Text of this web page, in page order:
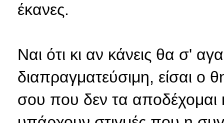
έκανες.
Ναι ότι κι αν κάνεις θα σ'
διαπραγματεύσιμη, είσαι
σου που δεν τα